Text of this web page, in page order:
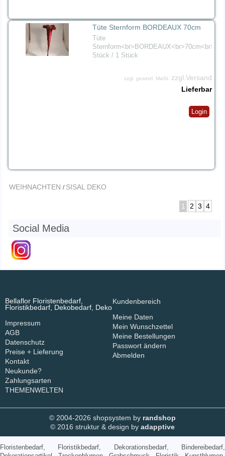
Tüte Sternform BORDEAUX 70cm
Tüte
Sternform<br>BORDEAUX<br>70cm<br>1
Stück / 1 Stück
zzgl. gesetzl. MwSt. zzgl.Versand
Lieferbar
Login
WEIHNACHTEN / SISAL DEKO
1 2 3 4
Social Media
Bellaflor Floristenbedarf,
Floristikbedarf, Dekobedarf, Deko
Impressum
AGB
Datenschutz
Preise + Lieferung
Kontakt
Neukunde?
Zahlungsarten
THEMENWELTEN
Kundenbereich
Meine Daten
Mein Wunschzettel
Meine Bestellungen
Passwort ändern
Abmelden
© 2004-2026 shopsystem by randshop
© 2016 struktur & design by adapptive
Floristenbedarf, Floristikbedarf, Dekorationsbedarf, Bindereibedarf,